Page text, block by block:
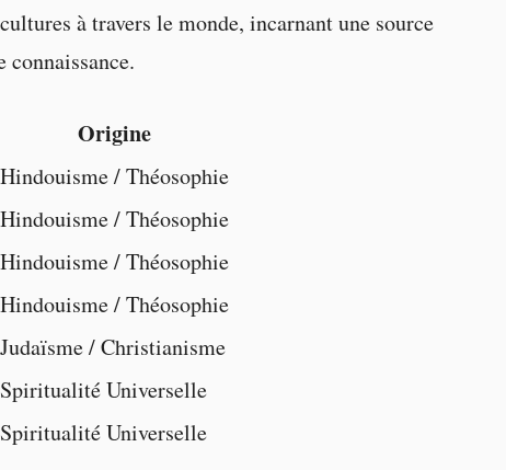
à travers le monde, incarnant une source
connaissance.
Origine
Hindouisme / Théosophie
Hindouisme / Théosophie
Hindouisme / Théosophie
Hindouisme / Théosophie
Judaïsme / Christianisme
Spiritualité Universelle
Spiritualité Universelle